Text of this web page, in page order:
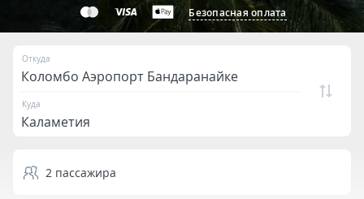
Безопасная оплата
Откуда
Куда
2 пассажира